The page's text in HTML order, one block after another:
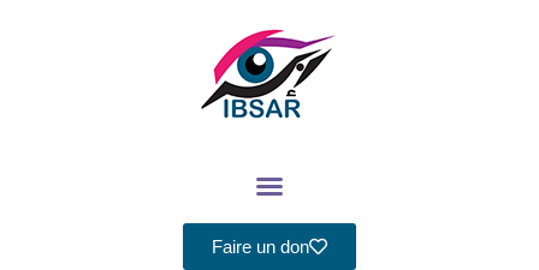
Faire un don